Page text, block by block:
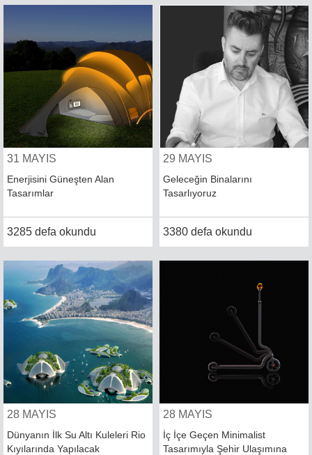
31 MAYIS
Enerjisini Güneşten Alan
Tasarımlar
3285 defa okundu
29 MAYIS
Geleceğin Binalarını
Tasarlıyoruz
3380 defa okundu
28 MAYIS
Dünyanın İlk Su Altı Kuleleri Rio
Kıyılarında Yapılacak
28 MAYIS
İç İçe Geçen Minimalist
Tasarımıyla Şehir Ulaşımına